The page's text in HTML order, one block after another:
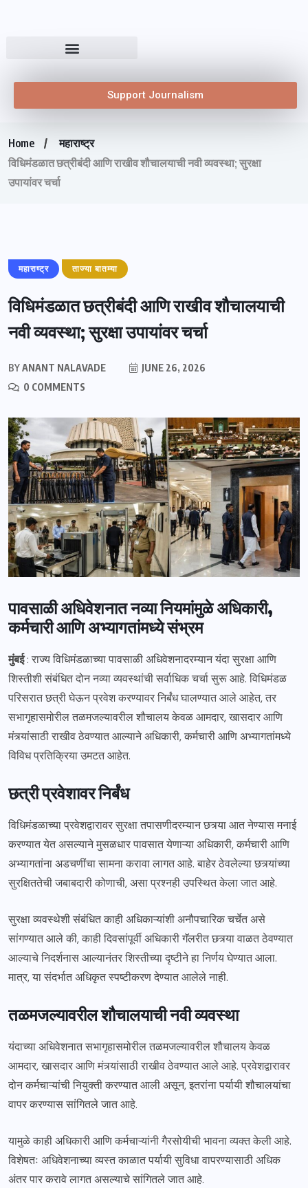
Support Journalism
Home
महाराष्ट्र
विधिमंडळात छत्रीबंदी आणि राखीव शौचालयाची नवी व्यवस्था; सुरक्षा
उपायांवर चर्चा
महाराष्ट्र ताज्या बातम्या
विधिमंडळात छत्रीबंदी आणि राखीव शौचालयाची
नवी व्यवस्था; सुरक्षा उपायांवर चर्चा
BYANANT NALAVADE
JUNE 26, 2026
0 COMMENTS
पावसाळी अधिवेशनात नव्या नियमांमुळे अधिकारी,
कर्मचारी आणि अभ्यागतांमध्ये संभ्रम
मुंबई: राज्य विधिमंडळाच्या पावसाळी अधिवेशनादरम्यान यंदा सुरक्षा आणि
शिस्तीशी संबंधित दोन नव्या व्यवस्थांची सर्वाधिक चर्चा सुरू आहे. विधिमंडळ
परिसरात छत्री घेऊन प्रवेश करण्यावर निर्बंध घालण्यात आले आहेत, तर
सभागृहासमोरील तळमजल्यावरील शौचालय केवळ आमदार, खासदार आणि
मंत्र्यांसाठी राखीव ठेवण्यात आल्याने अधिकारी, कर्मचारी आणि अभ्यागतांमध्ये
विविध प्रतिक्रिया उमटत आहेत.
छत्री प्रवेशावर निर्बंध
विधिमंडळाच्या प्रवेशद्वारावर सुरक्षा तपासणीदरम्यान छत्र्या आत नेण्यास मनाई
करण्यात येत असल्याने मुसळधार पावसात येणाऱ्या अधिकारी, कर्मचारी आणि
अभ्यागतांना अडचणींचा सामना करावा लागत आहे. बाहेर ठेवलेल्या छत्र्यांच्या
सुरक्षिततेची जबाबदारी कोणाची, असा प्रश्नही उपस्थित केला जात आहे.
सुरक्षा व्यवस्थेशी संबंधित काही अधिकाऱ्यांशी अनौपचारिक चर्चेत असे
सांगण्यात आले की, काही दिवसांपूर्वी अधिकारी गॅलरीत छत्र्या वाळत ठेवण्यात
आल्याचे निदर्शनास आल्यानंतर शिस्तीच्या दृष्टीने हा निर्णय घेण्यात आला.
मात्र, या संदर्भात अधिकृत स्पष्टीकरण देण्यात आलेले नाही.
तळमजल्यावरील शौचालयाची नवी व्यवस्था
यंदाच्या अधिवेशनात सभागृहासमोरील तळमजल्यावरील शौचालय केवळ
आमदार, खासदार आणि मंत्र्यांसाठी राखीव ठेवण्यात आले आहे. प्रवेशद्वारावर
दोन कर्मचाऱ्यांची नियुक्ती करण्यात आली असून, इतरांना पर्यायी शौचालयांचा
वापर करण्यास सांगितले जात आहे.
यामुळे काही अधिकारी आणि कर्मचाऱ्यांनी गैरसोयीची भावना व्यक्त केली आहे.
विशेषतः अधिवेशनाच्या व्यस्त काळात पर्यायी सुविधा वापरण्यासाठी अधिक
अंतर पार करावे लागत असल्याचे सांगितले जात आहे.